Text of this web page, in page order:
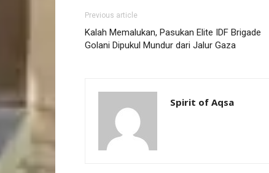
Previous article
Kalah Memalukan, Pasukan Elite IDF Brigade
Golani Dipukul Mundur dari Jalur Gaza
Spirit of Aqsa